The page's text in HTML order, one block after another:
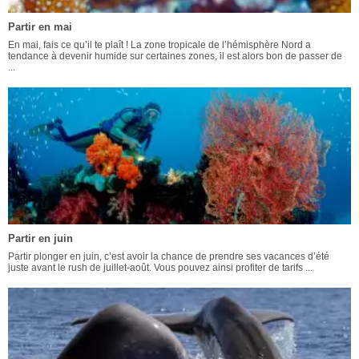
Partir en mai
En mai, fais ce qu’il te plaît ! La zone tropicale de l’hémisphère Nord a
tendance à devenir humide sur certaines zones, il est alors bon de passer de
...
Partir en juin
Partir plonger en juin, c’est avoir la chance de prendre ses vacances d’été
juste avant le rush de juillet-août. Vous pouvez ainsi profiter de tarifs ...